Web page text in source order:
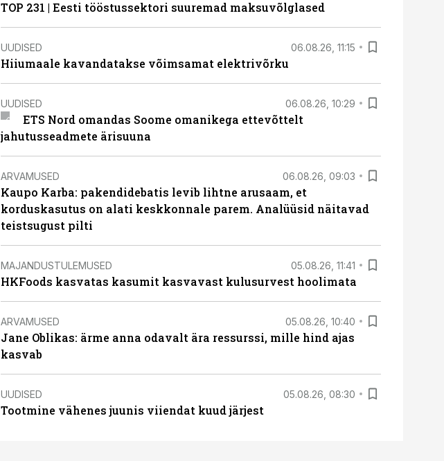
TOP 231 | Eesti tööstussektori suuremad maksuvõlglased
UUDISED 06.08.26, 11:15
Hiiumaale kavandatakse võimsamat elektrivõrku
UUDISED 06.08.26, 10:29
ETS Nord omandas Soome omanikega ettevõttelt
jahutusseadmete ärisuuna
ARVAMUSED 06.08.26, 09:03
Kaupo Karba: pakendidebatis levib lihtne arusaam, et
korduskasutus on alati keskkonnale parem. Analüüsid näitavad
teistsugust pilti
MAJANDUSTULEMUSED 05.08.26, 11:41
HKFoods kasvatas kasumit kasvavast kulusurvest hoolimata
ARVAMUSED 05.08.26, 10:40
Jane Oblikas: ärme anna odavalt ära ressurssi, mille hind ajas
kasvab
UUDISED 05.08.26, 08:30
Tootmine vähenes juunis viiendat kuud järjest